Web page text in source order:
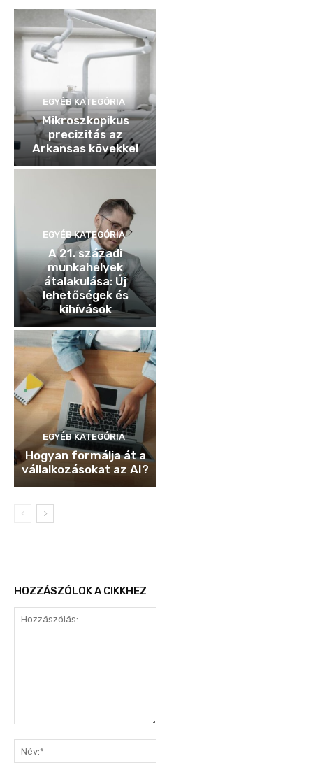
EGYÉB KATEGÓRIA
Mikroszkopikus
precizitás az
Arkansas kövekkel
EGYÉB KATEGÓRIA
A 21. századi
munkahelyek
átalakulása: Új
lehetőségek és
kihívások
EGYÉB KATEGÓRIA
Hogyan formálja át a
vállalkozásokat az AI?
HOZZÁSZÓLOK A CIKKHEZ